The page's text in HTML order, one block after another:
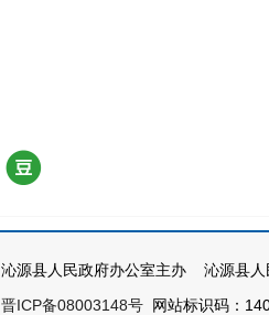
沁源县人民政府办公室主办 沁源县
晋ICP备08003148号 网站标识码：